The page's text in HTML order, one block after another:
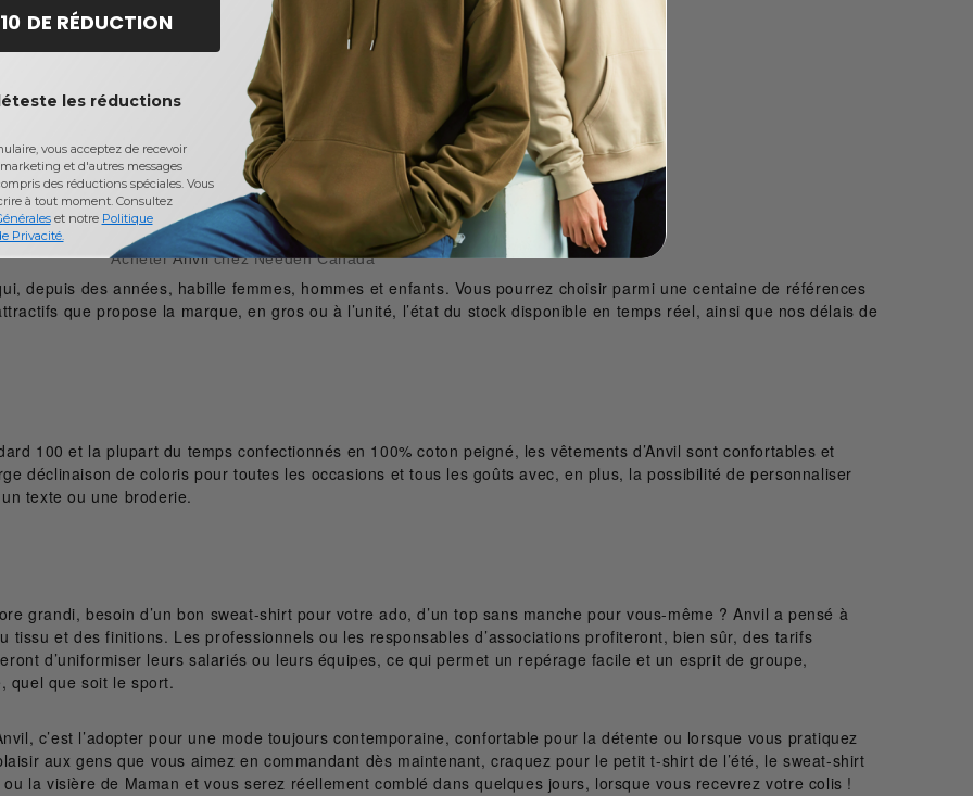
AcheterAnvilchez Needen Canada
depuis des années, habille femmes, hommes et enfants. Vous pourrez choisir parmi une centaine de références
que propose la marque, en gros ou à l’unité, l’état du stock disponible en temps réel, ainsi que nos délais de
100 et la plupart du temps confectionnés en 100% coton peigné, les vêtements d’Anvil sont confortables et
déclinaison de coloris pour toutes les occasions et tous les goûts avec, en plus, la possibilité de personnaliser
texte ou une broderie.
grandi, besoin d’un bon sweat-shirt pour votre ado, d’un top sans manche pour vous-même ? Anvil a pensé à
et des finitions. Les professionnels ou les responsables d’associations profiteront, bien sûr, des tarifs
d’uniformiser leurs salariés ou leurs équipes, ce qui permet un repérage facile et un esprit de groupe,
quel que soit le sport.
c’est l’adopter pour une mode toujours contemporaine, confortable pour la détente ou lorsque vous pratiquez
aux gens que vous aimez en commandant dès maintenant, craquez pour le petit t-shirt de l’été, le sweat-shirt
ou la visière de Maman et vous serez réellement comblé dans quelques jours, lorsque vous recevrez votre colis !
DE RÉDUCTION
les réductions
vous acceptez de recevoir
et d'autres messages
des réductions spéciales. Vous
à tout moment. Consultez
et notre Politique
Privacité.